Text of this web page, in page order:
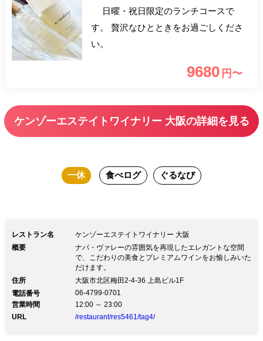
日曜・祝日限定のランチコースで
す。 贅沢なひとときをお過ごしくださ
い。
9680 円〜
ケンゾーエステイトワイナリー 大阪の詳細を見る
一休 食べログ ぐるなび
レストラン名
ケンゾーエステイトワイナリー 大阪
概要
ナパ・ヴァレーの雰囲気を再現したエレガントな空間
で、こだわりの美食とプレミアムワインをお愉しみいた
だけます。
住所
大阪市北区梅田2-4-36 上島ビル1F
電話番号
06-4799-0701
営業時間
12:00 ～ 23:00
URL
/restaurant/res5461/tag4/